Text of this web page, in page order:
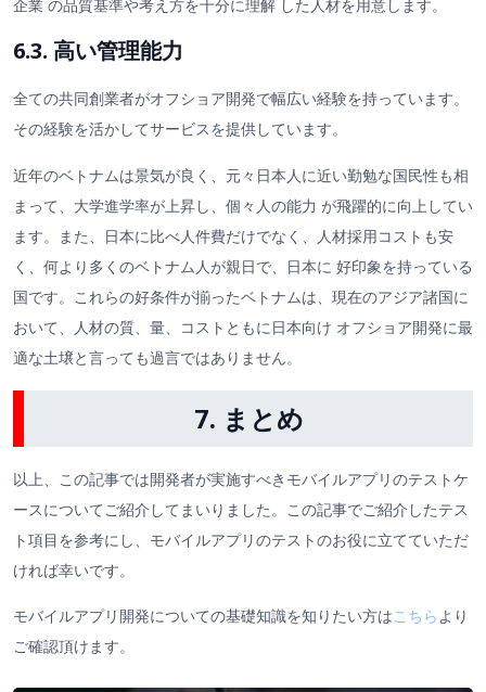
企業 の品質基準や考え方を十分に理解 した人材を用意します。
6.3. 高い管理能力
全ての共同創業者がオフショア開発で幅広い経験を持っています。
その経験を活かしてサービスを提供しています。
近年のベトナムは景気が良く、元々日本人に近い勤勉な国民性も相
まって、大学進学率が上昇し、個々人の能力 が飛躍的に向上してい
ます。また、日本に比べ人件費だけでなく、人材採用コストも安
く、何より多くのベトナム人が親日で、日本に 好印象を持っている
国です。これらの好条件が揃ったベトナムは、現在のアジア諸国に
おいて、人材の質、量、コストともに日本向け オフショア開発に最
適な土壌と言っても過言ではありません。
7. まとめ
以上、この記事では開発者が実施すべきモバイルアプリのテストケ
ースについてご紹介してまいりました。この記事でご紹介したテス
ト項目を参考にし、モバイルアプリのテストのお役に立てていただ
ければ幸いです。
モバイルアプリ開発についての基礎知識を知りたい方はこちらより
ご確認頂けます。